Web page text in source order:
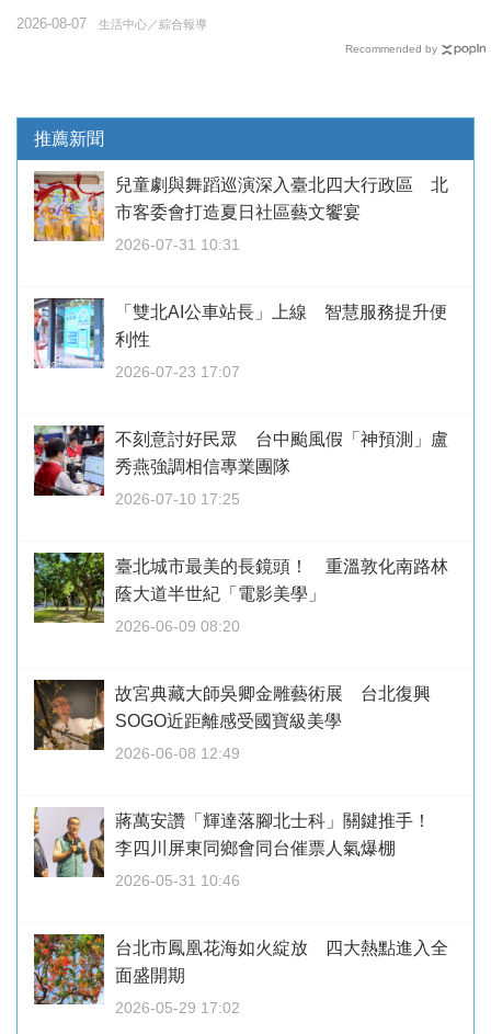
生活中心／綜合報導
2026-08-07
Recommended by
推薦新聞
兒童劇與舞蹈巡演深入臺北四大行政區 北
市客委會打造夏日社區藝文饗宴
2026-07-31 10:31
「雙北AI公車站長」上線 智慧服務提升便
利性
2026-07-23 17:07
不刻意討好民眾 台中颱風假「神預測」盧
秀燕強調相信專業團隊
2026-07-10 17:25
臺北城市最美的長鏡頭！ 重溫敦化南路林
蔭大道半世紀「電影美學」
2026-06-09 08:20
故宮典藏大師吳卿金雕藝術展 台北復興
SOGO近距離感受國寶級美學
2026-06-08 12:49
蔣萬安讚「輝達落腳北士科」關鍵推手！
李四川屏東同鄉會同台催票人氣爆棚
2026-05-31 10:46
台北市鳳凰花海如火綻放 四大熱點進入全
面盛開期
2026-05-29 17:02